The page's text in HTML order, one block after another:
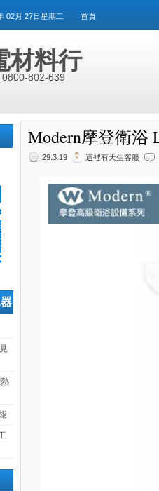
02月 27日星期二 首頁
材料行
802-639
Modern摩登衛浴
29.3.19 這裡有天生客服